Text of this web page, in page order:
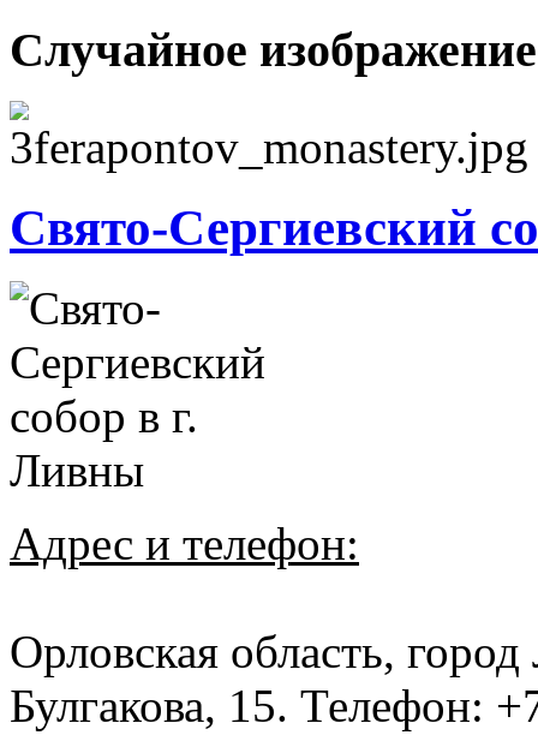
Случайное изображение
Свято-Сергиевский
Адрес и телефон:
Орловская область,
Булгакова, 15. Телефон: